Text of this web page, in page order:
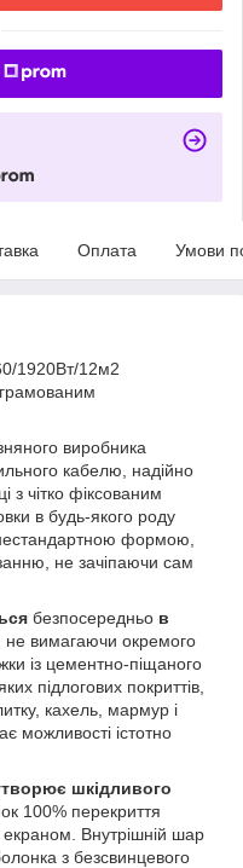
Оплата Умови
1920Вт/12м2
виробника
кабелю, надійно
з чітко фіксованим
в будь-якого роду
формою,
не зачіпаючи сам
безпосередньо в
не вимагаючи окремого
із цементно-піщаного
підлогових покриттів,
кахель, мармур і
можливості істотно
шкідливого
100% перекриття
Внутрішній шар
з безсвинцевого